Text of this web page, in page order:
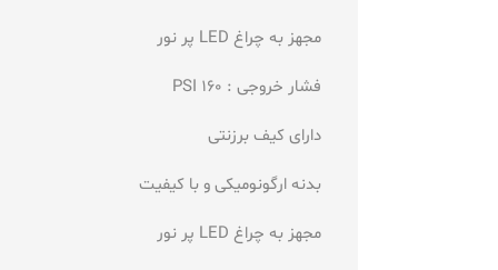
مجهز به چراغ LED پر نور
فشار خروجی : PSI 160
دارای کیف برزنتی
بدنه ارگونومیکی و با کیفیت
مجهز به چراغ LED پر نور